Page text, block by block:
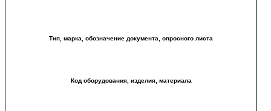
Тип, марка, обозначение документа, опросного листа
Код оборудования, изделия, материала